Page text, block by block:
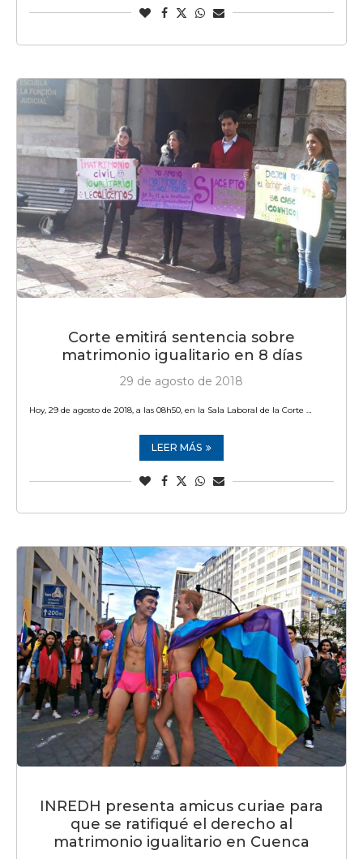
Corte emitirá sentencia sobre
matrimonio igualitario en 8 días
29 de agosto de 2018
Hoy, 29 de agosto de 2018, a las 08h50, en la Sala Laboral de la Corte …
LEER MÁS
INREDH presenta amicus curiae para
que se ratifiqué el derecho al
matrimonio igualitario en Cuenca